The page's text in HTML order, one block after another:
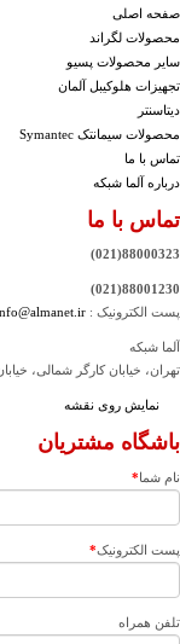
صفحه اصلی
محصولات لگراند
سایر محصولات پسیو
تجهیزات هلوکیبل آلمان
دیتاسنتر
محصولات سیمانتک Symantec
تماس با ما
درباره آلما شبکه
تماس با ما
88000323(021)
88001230(021)
پست الکترونیک :
آلما شبکه
تهران، خیابان کارگر شمالی، خیابان
نمایش روی نقشه
باشگاه مشتریان
نام شما*
پست الکترونیک*
تلفن همراه